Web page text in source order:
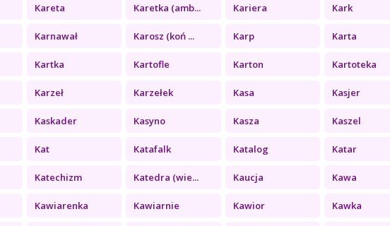
Kareta Karetka (amb... Kariera Kark
Karnawał Karosz (koń ... Karp Karta
Kartka Kartofle Karton Kartoteka
Karzeł Karzełek Kasa Kasjer
Kaskader Kasyno Kasza Kaszel
Kat Katafalk Katalog Katar
Katechizm Katedra (wie... Kaucja Kawa
Kawiarenka Kawiarnie Kawior Kawka